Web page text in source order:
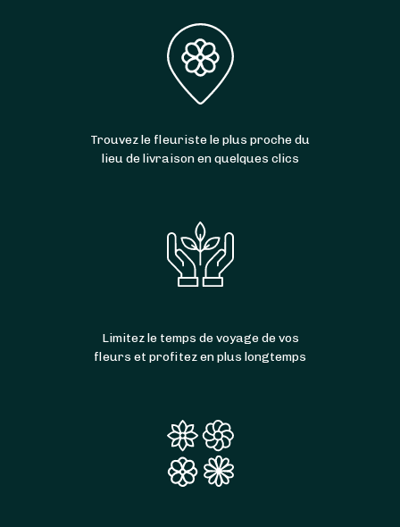
Trouvez le fleuriste le plus proche du
lieu de livraison en quelques clics
Limitez le temps de voyage de vos
fleurs et profitez en plus longtemps